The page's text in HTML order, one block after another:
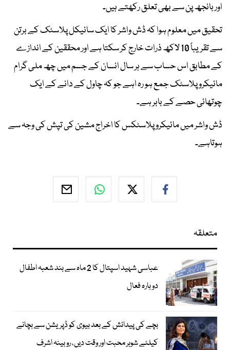
اور بانجھ پن سے بھی تعلق رکھتے ہیں۔
تحقیق میں معلوم ہوا کہ ڈش واشر کا ایک سائیکل پلاسٹک کے برتن
سے تقریباً 10 لاکھ ذرات خارج کر سکتا ہے اور محققین کے اندازے
کے مطابق اس حساب سے ہر سال انسان کے جسم میں چھ ملی گرام
مائیکرو پلاسٹک جمع ہو رہ اہے جو کہ چاول کے دانے کے ایک
چوتھائی حصے کے بابر ہے۔
ڈش واشر میں مائیکرو پلاسٹکس کا اخراج مشین کی تپش کی وجہ سے
ہوتاہے۔
متعلقہ
عباسی شہید اسپتال کا 2 ماہ سے بند شعبہ اطفال
دوبارہ فعال
بچے کی پیدائش کے بعد بیوی کو ڈپریشن سے بچانے
کیلئے شوہر محبت اور وقت دیں، روبینہ اشرف